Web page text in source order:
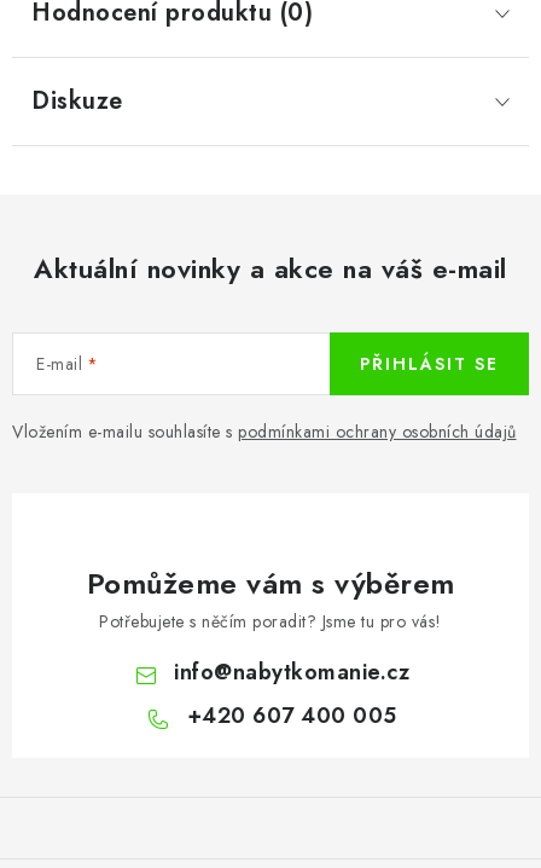
Hodnocení produktu (0)
Diskuze
Aktuální novinky a akce na váš e-mail
E-mail
Vložením e-mailu souhlasíte s podmínkami ochrany osobních údajů
PŘIHLÁSIT SE
Pomůžeme vám s výběrem
Potřebujete s něčím poradit? Jsme tu pro vás!
info@nabytkomanie.cz
+420 607 400 005